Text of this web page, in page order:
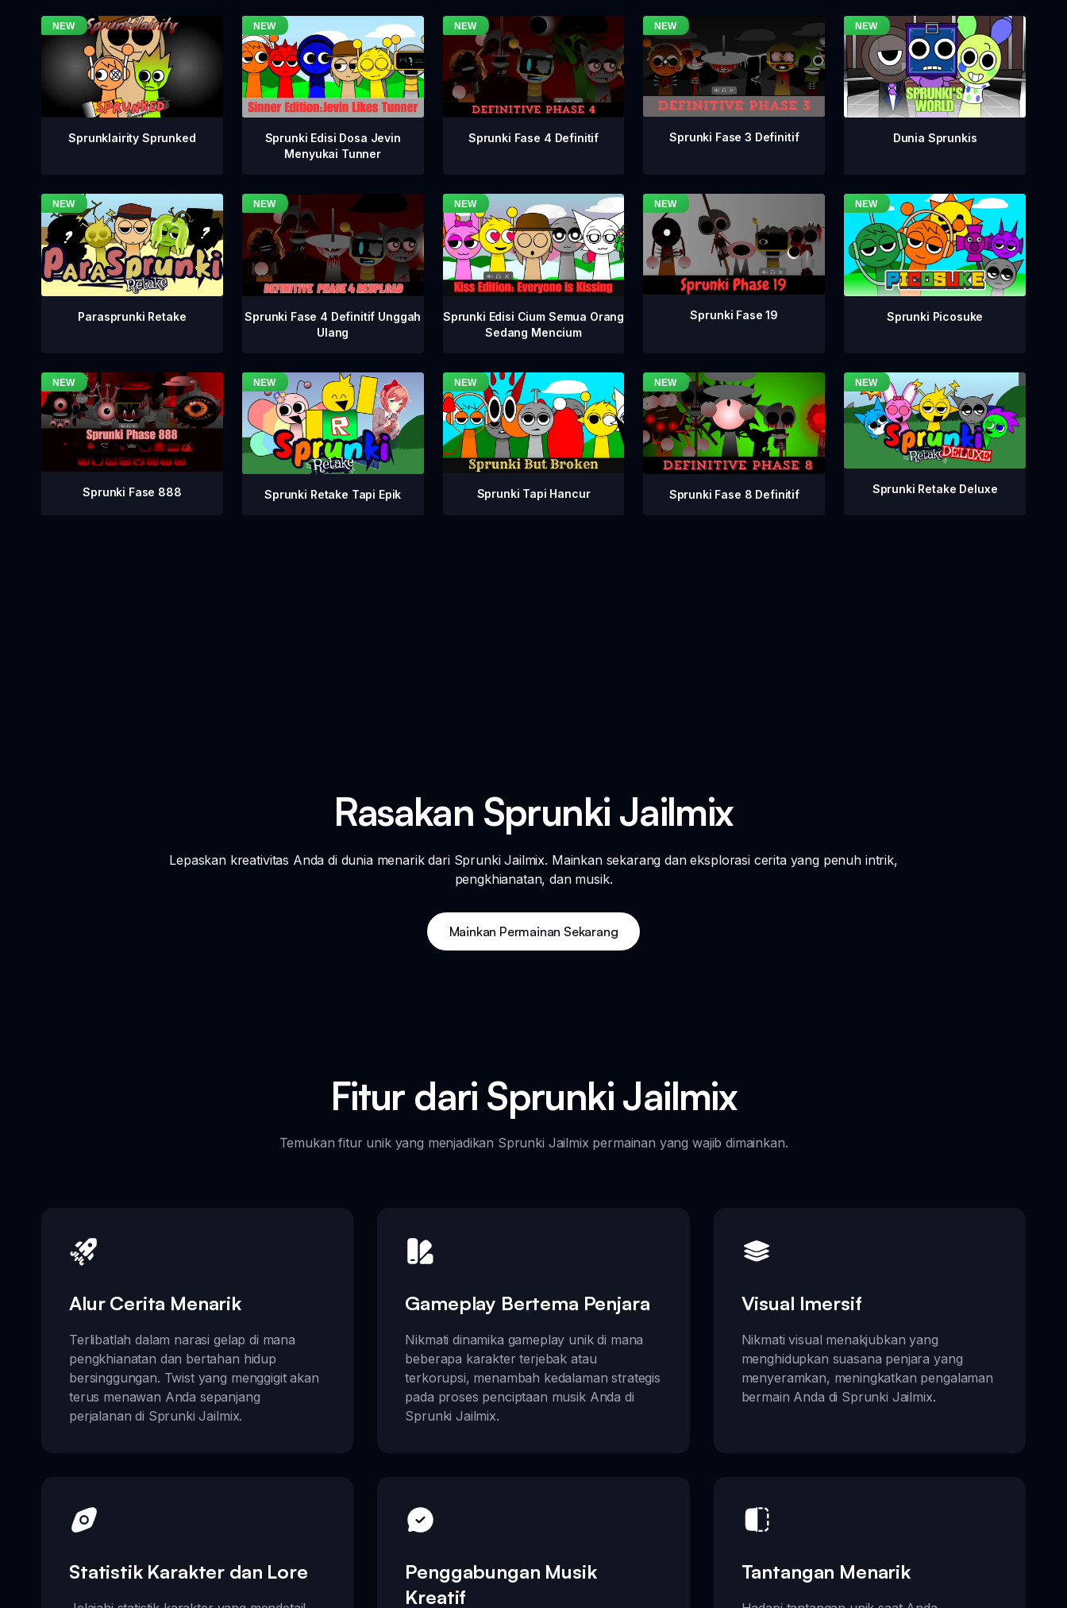
Sprunklairity Sprunked
Sprunki Edisi Dosa Jevin
Menyukai Tunner
Sprunki Fase 4 Definitif Sprunki Fase 3 Definitif Dunia Sprunkis
Parasprunki Retake
Sprunki Fase 4 Definitif Unggah
Ulang
Sprunki Edisi Cium Semua Orang
Sedang Mencium
Sprunki Fase 19 Sprunki Picosuke
Sprunki Fase 888 Sprunki Retake Tapi Epik Sprunki Tapi Hancur Sprunki Fase 8 Definitif Sprunki Retake Deluxe
Rasakan Sprunki Jailmix
Lepaskan kreativitas Anda di dunia menarik dari Sprunki Jailmix. Mainkan sekarang dan eksplorasi cerita yang penuh intrik,
pengkhianatan, dan musik.
Mainkan Permainan Sekarang
Fitur dari Sprunki Jailmix
Temukan fitur unik yang menjadikan Sprunki Jailmix permainan yang wajib dimainkan.
Alur Cerita Menarik
Terlibatlah dalam narasi gelap di mana
pengkhianatan dan bertahan hidup
bersinggungan. Twist yang menggigit akan
terus menawan Anda sepanjang
perjalanan di Sprunki Jailmix.
Gameplay Bertema Penjara
Nikmati dinamika gameplay unik di mana
beberapa karakter terjebak atau
terkorupsi, menambah kedalaman strategis
pada proses penciptaan musik Anda di
Sprunki Jailmix.
Visual Imersif
Nikmati visual menakjubkan yang
menghidupkan suasana penjara yang
menyeramkan, meningkatkan pengalaman
bermain Anda di Sprunki Jailmix.
Statistik Karakter dan Lore
Penggabungan Musik
Kreatif
Tantangan Menarik